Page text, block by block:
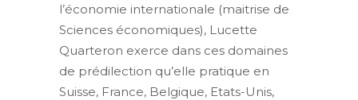
l’économie internationale (maitrise de
Sciences économiques), Lucette
Quarteron exerce dans ces domaines
de prédilection qu’elle pratique en
Suisse, France, Belgique, Etats-Unis,